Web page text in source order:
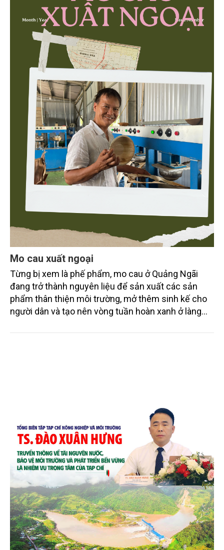
Mo cau xuất ngoại
Từng bị xem là phế phẩm, mo cau ở Quảng Ngãi
đang trở thành nguyên liệu để sản xuất các sản
phẩm thân thiện môi trường, mở thêm sinh kế cho
người dân và tạo nên vòng tuần hoàn xanh ở làng
chén, dĩa... từ mo cau đã được thị trường trong nước